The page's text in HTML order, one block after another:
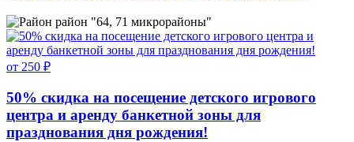
район "64, 71 микрорайоны"
от 250 ₽
50% скидка на посещение детского игрового
центра и аренду банкетной зоны для
празднования дня рождения!